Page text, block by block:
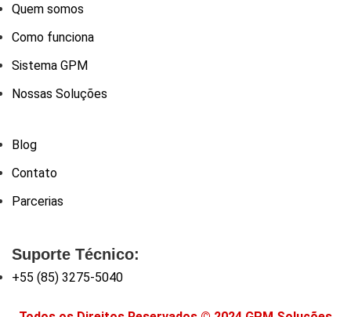
Quem somos
Como funciona
Sistema GPM
Nossas Soluções
Blog
Contato
Parcerias
Suporte Técnico:
+55 (85) 3275-5040